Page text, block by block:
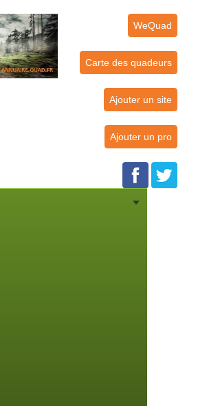
WeQuad
Carte des quadeurs
Ajouter un site
Ajouter un pro